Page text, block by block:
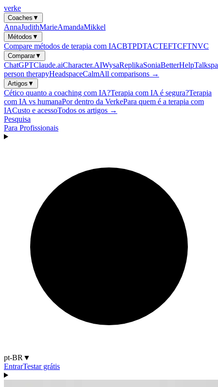
verke
Coaches ▼
AnnaJudithMarieAmandaMikkel
Métodos ▼
Compare métodos de terapia com IACBTPDTACTEFTCFTNVC
Comparar▼
ChatGPTClaude.aiCharacter.AIWysaReplikaSoniaBetterHelp
person therapyHeadspaceCalmAll comparisons →
Artigos ▼
Cético quanto a coaching com IA?Terapia com IA é segura?Terapia
com IA vs humanaPor dentro da VerkePara quem é a terapia com
IACusto e acessoTodos os artigos →
Pesquisa
Para Profissionais
pt-BR ▼
EntrarTestar grátis